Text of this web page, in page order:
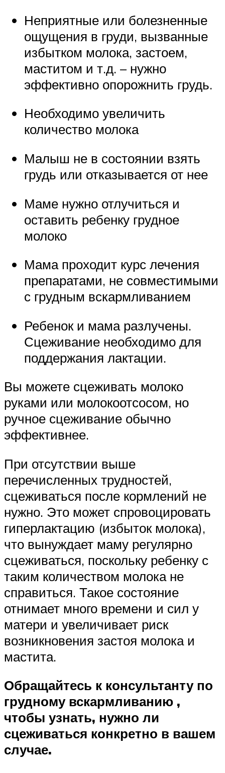
Неприятные или болезненные
ощущения в груди, вызванные
избытком молока, застоем,
маститом и т.д. – нужно
эффективно опорожнить грудь.
Необходимо увеличить
количество молока
Малыш не в состоянии взять
грудь или отказывается от нее
Маме нужно отлучиться и
оставить ребенку грудное
молоко
Мама проходит курс лечения
препаратами, не совместимыми
с грудным вскармливанием
Ребенок и мама разлучены.
Сцеживание необходимо для
поддержания лактации.
Вы можете сцеживать молоко
руками или молокоотсосом, но
ручное сцеживание обычно
эффективнее.
При отсутствии выше
перечисленных трудностей,
сцеживаться после кормлений не
нужно. Это может спровоцировать
гиперлактацию (избыток молока),
что вынуждает маму регулярно
сцеживаться, поскольку ребенку с
таким количеством молока не
справиться. Такое состояние
отнимает много времени и сил у
матери и увеличивает риск
возникновения застоя молока и
мастита.
Обращайтесь к консультанту по
грудному вскармливанию ,
чтобы узнать, нужно ли
сцеживаться конкретно в вашем
случае.